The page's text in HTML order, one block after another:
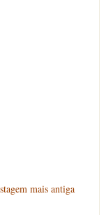
mais antiga